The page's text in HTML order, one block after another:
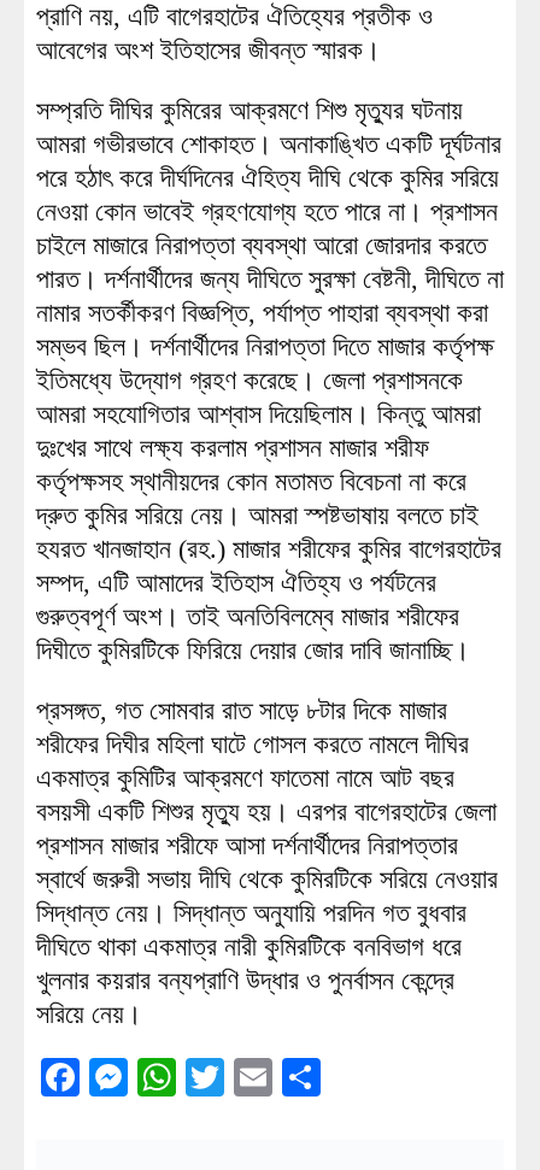
প্রাণি নয়, এটি বাগেরহাটের ঐতিহ্যের প্রতীক ও
আবেগের অংশ ইতিহাসের জীবন্ত স্মারক।
সম্প্রতি দীঘির কুমিরের আক্রমণে শিশু মৃত্যুর ঘটনায়
আমরা গভীরভাবে শোকাহত। অনাকাঙ্খিত একটি দূর্ঘটনার
পরে হঠাৎ করে দীর্ঘদিনের ঐহিত্য দীঘি থেকে কুমির সরিয়ে
নেওয়া কোন ভাবেই গ্রহণযোগ্য হতে পারে না। প্রশাসন
চাইলে মাজারে নিরাপত্তা ব্যবস্থা আরো জোরদার করতে
পারত। দর্শনার্থীদের জন্য দীঘিতে সুরক্ষা বেষ্টনী, দীঘিতে না
নামার সতর্কীকরণ বিজ্ঞপ্তি, পর্যাপ্ত পাহারা ব্যবস্থা করা
সম্ভব ছিল। দর্শনার্থীদের নিরাপত্তা দিতে মাজার কর্তৃপক্ষ
ইতিমধ্যে উদ্যোগ গ্রহণ করেছে। জেলা প্রশাসনকে
আমরা সহযোগিতার আশ্বাস দিয়েছিলাম। কিন্তু আমরা
দুঃখের সাথে লক্ষ্য করলাম প্রশাসন মাজার শরীফ
কর্তৃপক্ষসহ স্থানীয়দের কোন মতামত বিবেচনা না করে
দ্রুত কুমির সরিয়ে নেয়। আমরা স্পষ্টভাষায় বলতে চাই
হযরত খানজাহান (রহ.) মাজার শরীফের কুমির বাগেরহাটের
সম্পদ, এটি আমাদের ইতিহাস ঐতিহ্য ও পর্যটনের
গুরুত্বপূর্ণ অংশ। তাই অনতিবিলম্বে মাজার শরীফের
দিঘীতে কুমিরটিকে ফিরিয়ে দেয়ার জোর দাবি জানাচ্ছি।
প্রসঙ্গত, গত সোমবার রাত সাড়ে ৮টার দিকে মাজার
শরীফের দিঘীর মহিলা ঘাটে গোসল করতে নামলে দীঘির
একমাত্র কুমিটির আক্রমণে ফাতেমা নামে আট বছর
বসয়সী একটি শিশুর মৃত্যু হয়। এরপর বাগেরহাটের জেলা
প্রশাসন মাজার শরীফে আসা দর্শনার্থীদের নিরাপত্তার
স্বার্থে জরুরী সভায় দীঘি থেকে কুমিরটিকে সরিয়ে নেওয়ার
সিদ্ধান্ত নেয়। সিদ্ধান্ত অনুযায়ি পরদিন গত বুধবার
দীঘিতে থাকা একমাত্র নারী কুমিরটিকে বনবিভাগ ধরে
খুলনার কয়রার বন্যপ্রাণি উদ্ধার ও পুনর্বাসন কেন্দ্রে
সরিয়ে নেয়।
Facebook
Messenger
WhatsApp
TwitterEmail